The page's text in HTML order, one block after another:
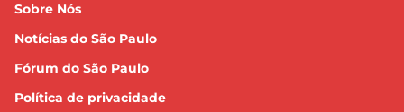
Sobre Nós
Notícias do São Paulo
Fórum do São Paulo
Política de privacidade